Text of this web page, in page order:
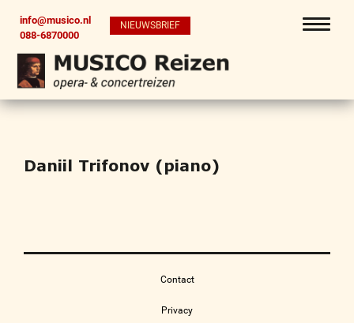
info@musico.nl
088-6870000
NIEUWSBRIEF
Daniil Trifonov (piano)
Contact
Privacy